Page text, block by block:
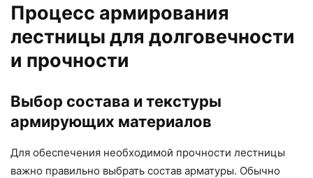
Процесс армирования
лестницы для долговечности
и прочности
Выбор состава и текстуры
армирующих материалов
Для обеспечения необходимой прочности лестницы
важно правильно выбрать состав арматуры. Обычно